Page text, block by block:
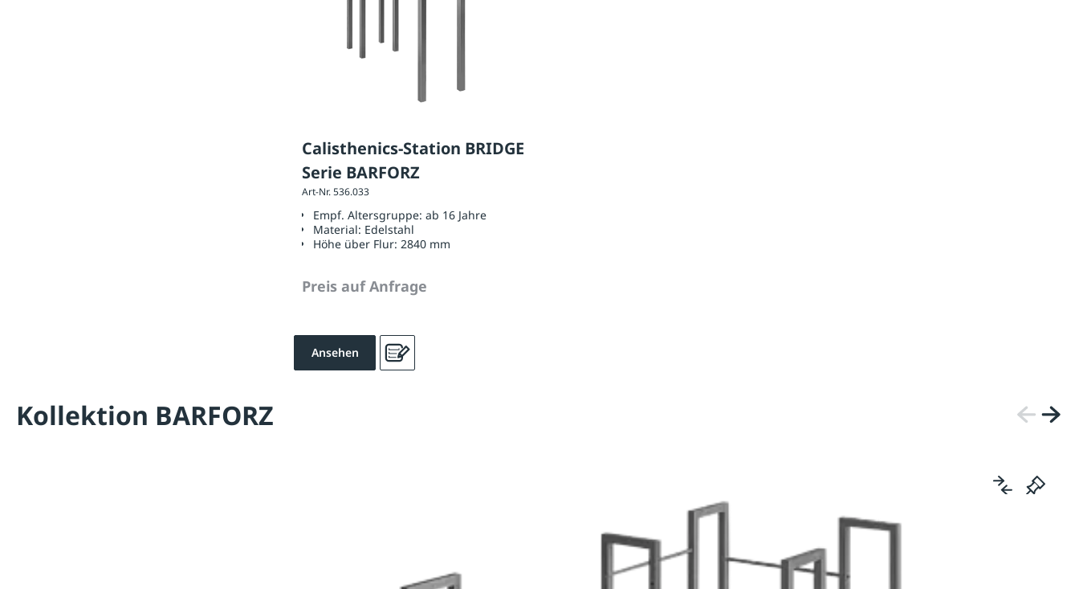
Calisthenics-Station BRIDGE
Serie BARFORZ
Art-Nr. 536.033
Empf. Altersgruppe: ab 16 Jahre
Material: Edelstahl
Höhe über Flur: 2840 mm
Preis auf Anfrage
Ansehen
Kollektion BARFORZ